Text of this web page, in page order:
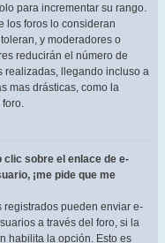
para incrementar su rango.
los foros lo consideran
toleran, y moderadores o
reducirán el número de
realizadas, llegando incluso a
mas drásticas, como la
clic sobre el enlace de e-
¡me pide que me
registrados pueden enviar e-
a través del foro, si la
habilita la opción. Esto es